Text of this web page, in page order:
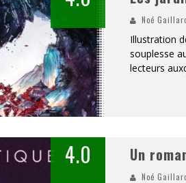
Noé
Illustration
souplesse
lecteurs
4.0 Un
Noé